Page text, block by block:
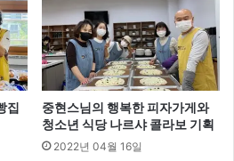
집
중현스님의 행복한 피자가게와
청소년 식당 나르샤 콜라보 기획
2022년 04월 16일